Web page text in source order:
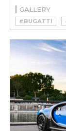
GALLERY
#BUGATTI
#BUGATTI
#BUGATTI
#CHIRON
#CHIRON